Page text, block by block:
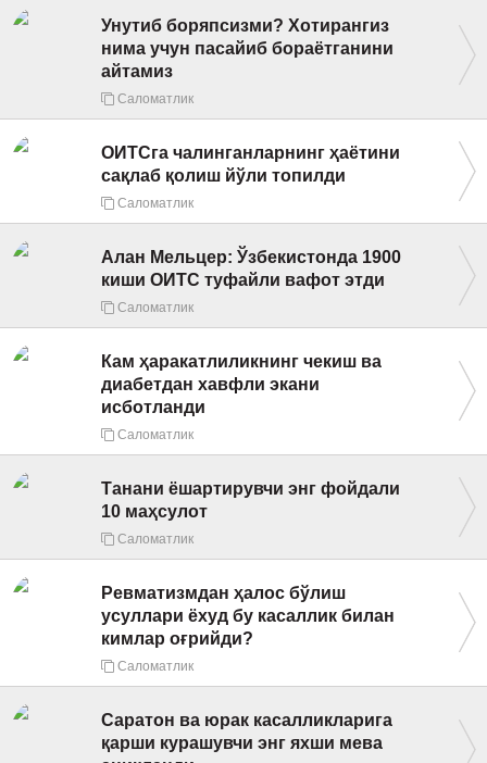
ЛОЙИҲАЛАР
Таҳлил
Бу қизиқ
ТЕХНОЛОГИЯ
Унутиб боряпсизми? Хотирангиз
нима учун пасайиб бораётганини
айтамиз
Саломатлик
ОИТСга чалинганларнинг ҳаётини
сақлаб қолиш йўли топилди
Саломатлик
Алан Мельцер: Ўзбекистонда 1900
киши ОИТС туфайли вафот этди
Саломатлик
Кам ҳаракатлиликнинг чекиш ва
диабетдан хавфли экани
исботланди
Саломатлик
Танани ёшартирувчи энг фойдали
10 маҳсулот
Саломатлик
Ревматизмдан ҳалос бўлиш
усуллари ёхуд бу касаллик билан
кимлар оғрийди?
Саломатлик
Саратон ва юрак касалликларига
қарши курашувчи энг яхши мева